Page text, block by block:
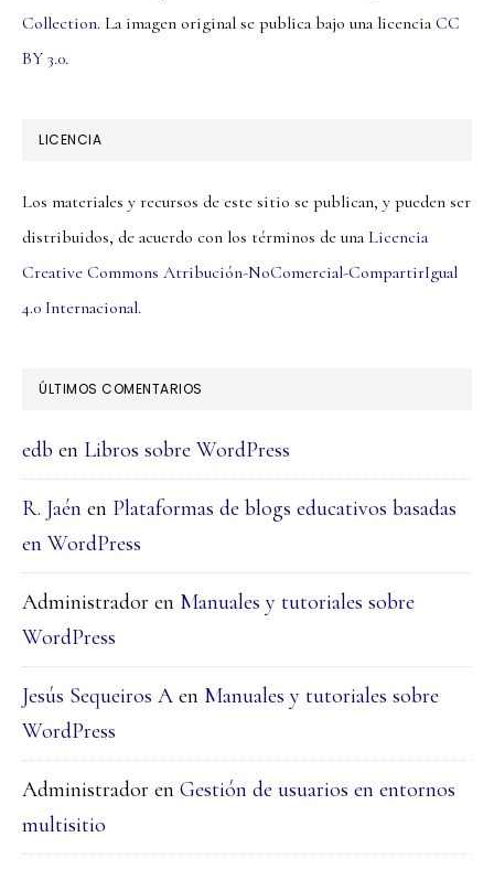
Collection. La imagen original se publica bajo una licencia CC
BY 3.0.
LICENCIA
Los materiales y recursos de este sitio se publican, y pueden ser
distribuidos, de acuerdo con los términos de unaLicencia
Creative Commons Atribución-NoComercial-CompartirIgual
4.0 Internacional.
ÚLTIMOS COMENTARIOS
edb en Libros sobre WordPress
R. Jaén en Plataformas de blogs educativos basadas
en WordPress
Administrador en Manuales y tutoriales sobre
WordPress
Jesús Sequeiros A en Manuales y tutoriales sobre
WordPress
Administrador en Gestión de usuarios en entornos
multisitio